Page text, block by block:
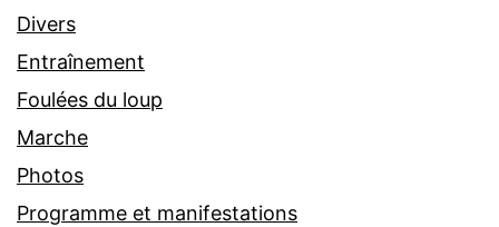
Divers
Entraînement
Foulées du loup
Marche
Photos
Programme et manifestations